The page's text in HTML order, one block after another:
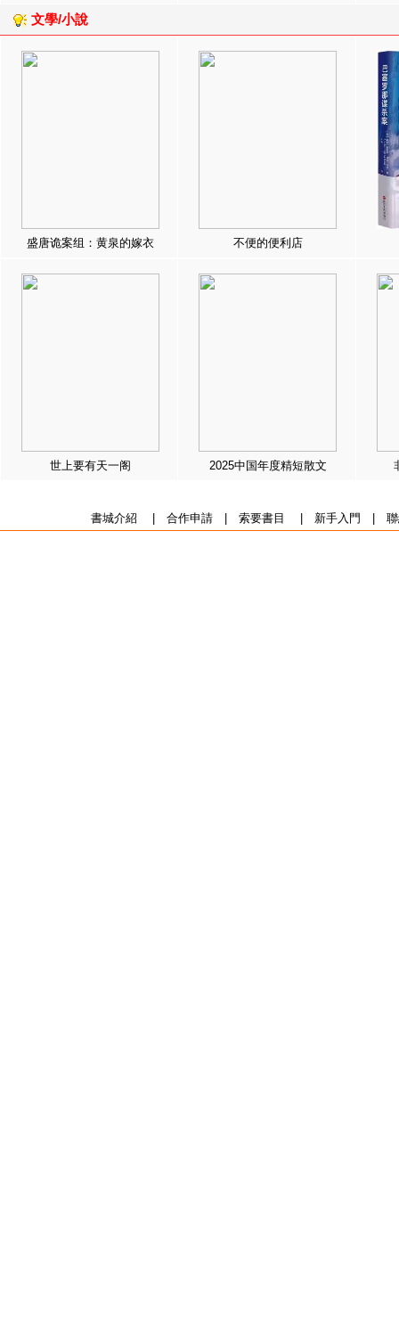
文學/小說
盛唐诡案组：黄泉的嫁衣 不便的便利店
世上要有天一阁 2025中国年度精短散文
書城介紹 合作申請| 索要書目 新手入門